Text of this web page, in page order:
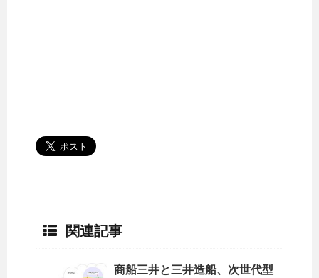
関連記事
商船三井と三井造船、次世代型